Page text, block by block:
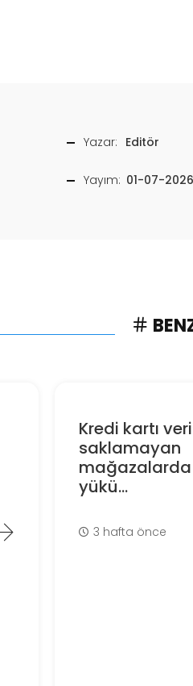
Yazar: Editör
Yayım: 01-07-2026
Kredi kartı
saklamayan
mağazalarda
yükü...
3 hafta önce